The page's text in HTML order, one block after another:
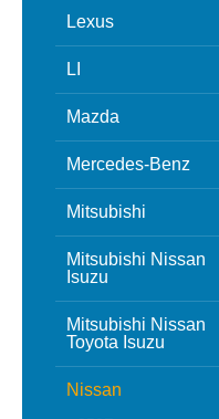
Lexus
LI
Mazda
Mercedes-Benz
Mitsubishi
Mitsubishi Nissan
Isuzu
Mitsubishi Nissan
Toyota Isuzu
Nissan